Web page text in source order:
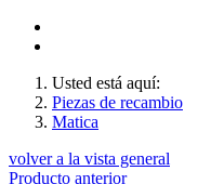
Usted está aquí:
Piezas de recambio
Matica
volver a la vista general
Producto anterior